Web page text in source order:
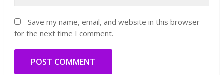
Save my name, email, and website in this browser
for the next time I comment.